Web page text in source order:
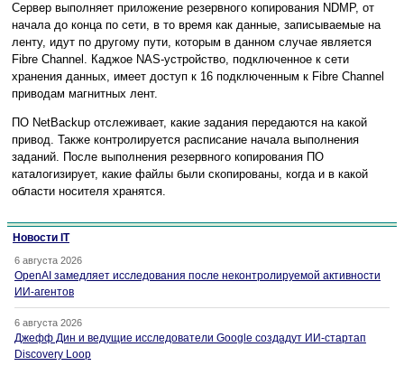
Сервер выполняет приложение резервного копирования NDMP, от
начала до конца по сети, в то время как данные, записываемые на
ленту, идут по другому пути, которым в данном случае является
Fibre Channel. Каджое NAS-устройство, подключенное к сети
хранения данных, имеет доступ к 16 подключенным к Fibre Channel
приводам магнитных лент.
ПО NetBackup отслеживает, какие задания передаются на какой
привод. Также контролируется расписание начала выполнения
заданий. После выполнения резервного копирования ПО
каталогизирует, какие файлы были скопированы, когда и в какой
области носителя хранятся.
Новости IT
6 августа 2026
OpenAI замедляет исследования после неконтролируемой активности
ИИ-агентов
6 августа 2026
Джефф Дин и ведущие исследователи Google создадут ИИ-стартап
Discovery Loop